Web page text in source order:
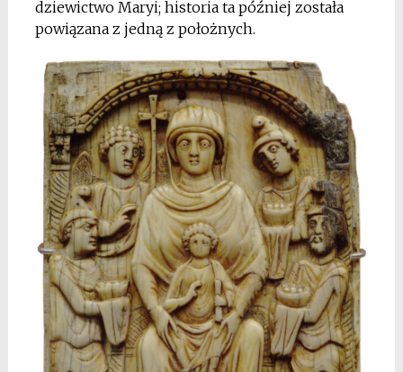
dziewictwo Maryi; historia ta później została
powiązana z jedną z położnych.